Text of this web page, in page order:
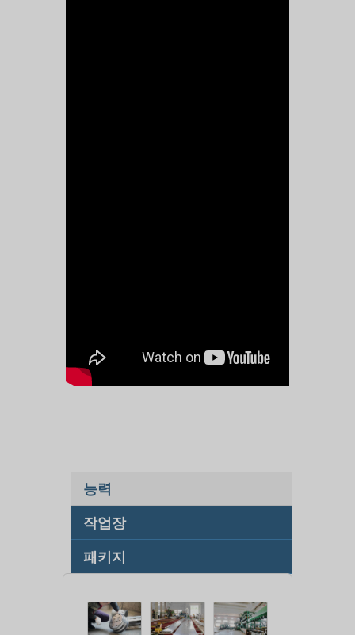
능력
작업장
패키지